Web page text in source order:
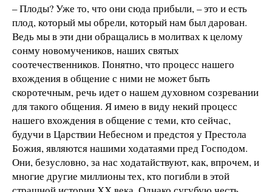
– Плоды? Уже то, что они сюда прибыли, – это и есть
плод, который мы обрели, который нам был дарован.
Ведь мы в эти дни обращались в молитвах к целому
сонму новомучеников, наших святых
соотечественников. Понятно, что процесс нашего
вхождения в общение с ними не может быть
скоротечным, речь идет о нашем духовном созревании
для такого общения. Я имею в виду некий процесс
нашего вхождения в общение с теми, кто сейчас,
будучи в Царствии Небесном и предстоя у Престола
Божия, являются нашими ходатаями пред Господом.
Они, безусловно, за нас ходатайствуют, как, впрочем, и
многие другие миллионы тех, кто погибли в этой